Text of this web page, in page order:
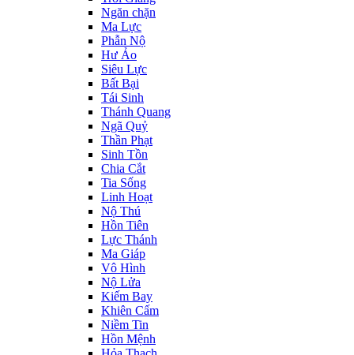
Ngăn chặn
Ma Lực
Phẫn Nộ
Hư Ảo
Siêu Lực
Bất Bại
Tái Sinh
Thánh Quang
Ngã Quỷ
Thần Phạt
Sinh Tồn
Chia Cắt
Tia Sống
Linh Hoạt
Nộ Thú
Hồn Tiên
Lực Thánh
Ma Giáp
Vô Hình
Nộ Lửa
Kiếm Bay
Khiên Cấm
Niềm Tin
Hồn Mệnh